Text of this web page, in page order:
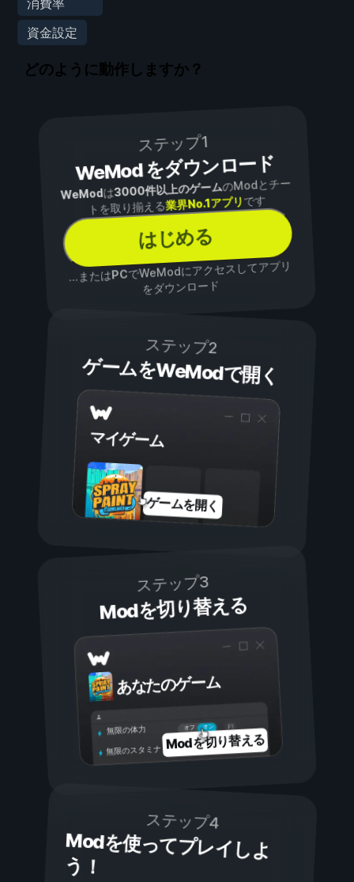
資金設定
どのように動作しますか？
ステップ1
WeMod をダウンロード
WeModは3000件以上のゲームのModとチー
トを取り揃える業界No.1アプリです
はじめる
...またはPCでWeModにアクセスしてアプリ
をダウンロード
ステップ2
ゲームをWeModで開く
マイゲーム
ゲームを開く
ステップ3
Modを切り替える
あなたのゲーム
オン
オフ
無限の体力
無限のスタミナ Modを切り替える
ステップ4
Modを使ってプレイしよ
う！